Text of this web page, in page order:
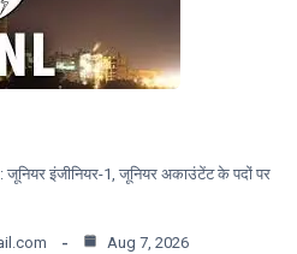
जूनियर इंजीनियर-1, जूनियर अकाउंटेंट के पदों पर
Aug 7, 2026